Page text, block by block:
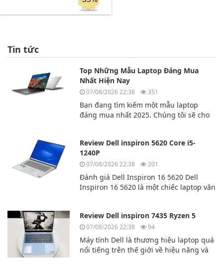
Tin tức
Top Những Mẫu Laptop Đáng Mua
Nhất Hiện Nay
07/08/2026 22:38 351
Bạn đang tìm kiếm một mẫu laptop
đáng mua nhất 2025. Chúng tôi sẽ cho
Review Dell inspiron 5620 Core i5-
1240P
07/08/2026 22:38 201
Đánh giá Dell Inspiron 16 5620 Dell
Inspiron 16 5620 là một chiếc laptop văn
cao và đa nhiệm mượt mà.
Review Dell inspiron 7435 Ryzen 5
07/08/2026 22:38 94
Máy tính Dell là thương hiệu laptop quá
nổi tiếng trên thế giới về hiệu năng và